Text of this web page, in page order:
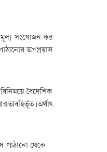
মূল্য সংযোজন কর
অপপ্রয়াস
বৈদেশিক
অর্থাৎ
পাঠানো থেকে